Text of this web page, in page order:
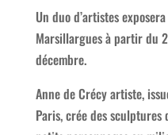
Un duo d’artistes
Marsillargues à partir du
décembre.
Anne de Crécy artiste,
Paris, crée des